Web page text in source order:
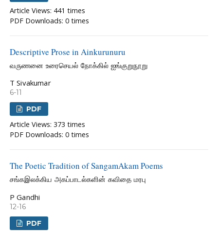
Article Views: 441 times
PDF Downloads: 0 times
Descriptive Prose in Ainkurunuru
வருணனை உரைசெயல் நோக்கில் ஐங்குறுநூறு
T Sivakumar
6-11
PDF
Article Views: 373 times
PDF Downloads: 0 times
The Poetic Tradition of SangamAkam Poems
சங்கஇலக்கிய அகப்பாடல்களின் கவிதை மரபு
P Gandhi
12-16
PDF